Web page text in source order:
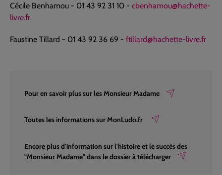
Cécile Benhamou - 01 43 92 31 10 - cbenhamou@hachette-
livre.fr
Faustine Tillard - 01 43 92 36 69 - ftillard@hachette-livre.fr
Pour en savoir plus sur les Monsieur Madame
Toutes les informations sur MonLudo.fr
Encore plus d'information sur l'histoire et le succès des
"Monsieur Madame" dans le dossier à télécharger